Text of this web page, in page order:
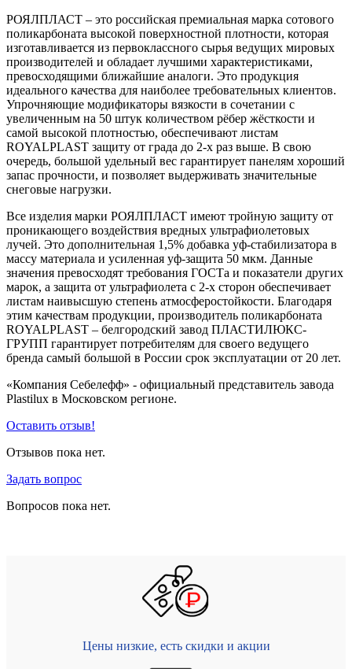
РОЯЛПЛАСТ – это российская премиальная марка сотового
поликарбоната высокой поверхностной плотности, которая
изготавливается из первоклассного сырья ведущих мировых
производителей и обладает лучшими характеристиками,
превосходящими ближайшие аналоги. Это продукция
идеального качества для наиболее требовательных клиентов.
Упрочняющие модификаторы вязкости в сочетании с
увеличенным на 50 штук количеством рёбер жёсткости и
самой высокой плотностью, обеспечивают листам
ROYALPLAST защиту от града до 2-х раз выше. В свою
очередь, большой удельный вес гарантирует панелям хороший
запас прочности, и позволяет выдерживать значительные
снеговые нагрузки.
Все изделия марки РОЯЛПЛАСТ имеют тройную защиту от
проникающего воздействия вредных ультрафиолетовых
лучей. Это дополнительная 1,5% добавка уф-стабилизатора в
массу материала и усиленная уф-защита 50 мкм. Данные
значения превосходят требования ГОСТа и показатели других
марок, а защита от ультрафиолета с 2-х сторон обеспечивает
листам наивысшую степень атмосферостойкости. Благодаря
этим качествам продукции, производитель поликарбоната
ROYALPLAST – белгородский завод ПЛАСТИЛЮКС-
ГРУПП гарантирует потребителям для своего ведущего
бренда самый большой в России срок эксплуатации от 20 лет.
«Компания Себелефф» - официальный представитель завода
Plastilux в Московском регионе.
Оставить отзыв!
Отзывов пока нет.
Задать вопрос
Вопросов пока нет.
Цены низкие, есть скидки и акции